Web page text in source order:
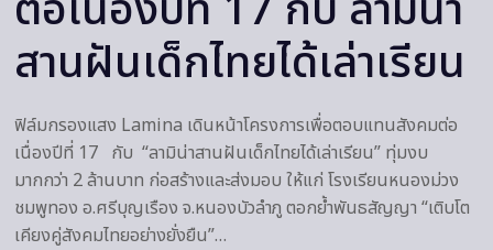
สานฝันเด็กไทยได้เล่าเรียน
ฟิล์มกรองแสง Lamina เดินหน้าโครงการเพื่อตอบแทนสังคมต่อ
เนื่องปีที่ 17 กับ “ลามิน่าสานฝันเด็กไทยได้เล่าเรียน” ทุ่มงบ
มากกว่า 2 ล้านบาท ก่อสร้างและส่งมอบ ให้แก่ โรงเรียนหนองม่วง
ชมพูทอง อ.ศรีบุญเรือง จ.หนองบัวลำภู ตอกย้ำพันธสัญญา “เติบโต
เคียงคู่สังคมไทยอย่างยั่งยืน”…